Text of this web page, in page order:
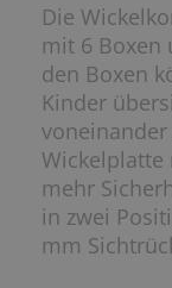
Die
mit 6 Boxen
den Boxen
Kinder
Wickelplatte
mehr
in zwei
mm